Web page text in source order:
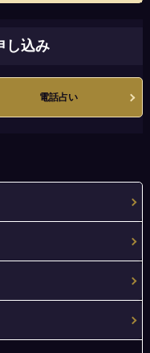
し込み
電話占い